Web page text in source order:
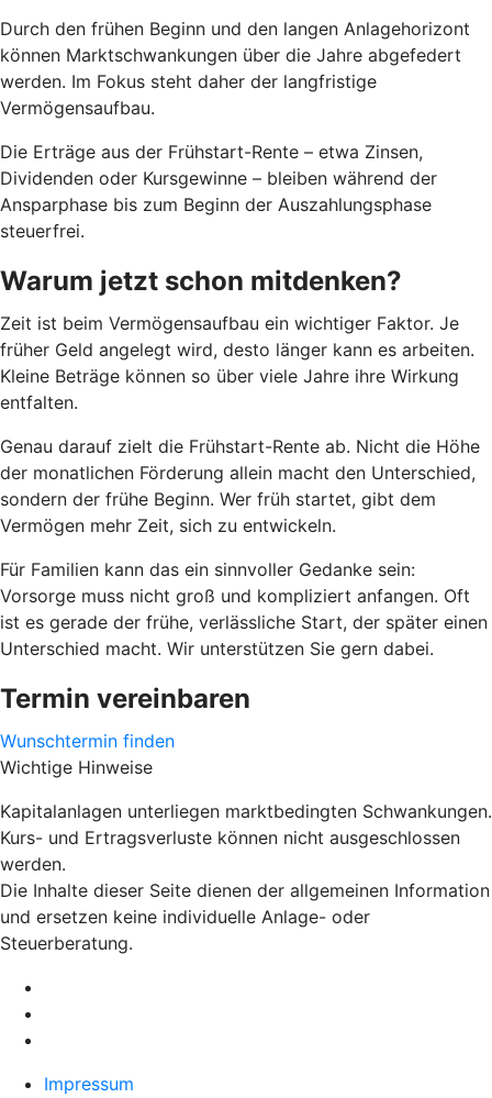
Durch den frühen Beginn und den langen Anlagehorizont
können Marktschwankungen über die Jahre abgefedert
werden. Im Fokus steht daher der langfristige
Vermögensaufbau.
Die Erträge aus der Frühstart-Rente – etwa Zinsen,
Dividenden oder Kursgewinne – bleiben während der
Ansparphase bis zum Beginn der Auszahlungsphase
steuerfrei.
Warum jetzt schon mitdenken?
Zeit ist beim Vermögensaufbau ein wichtiger Faktor. Je
früher Geld angelegt wird, desto länger kann es arbeiten.
Kleine Beträge können so über viele Jahre ihre Wirkung
entfalten.
Genau darauf zielt die Frühstart-Rente ab. Nicht die Höhe
der monatlichen Förderung allein macht den Unterschied,
sondern der frühe Beginn. Wer früh startet, gibt dem
Vermögen mehr Zeit, sich zu entwickeln.
Für Familien kann das ein sinnvoller Gedanke sein:
Vorsorge muss nicht groß und kompliziert anfangen. Oft
ist es gerade der frühe, verlässliche Start, der später einen
Unterschied macht. Wir unterstützen Sie gern dabei.
Termin vereinbaren
Wunschtermin finden
Wichtige Hinweise
Kapitalanlagen unterliegen marktbedingten Schwankungen.
Kurs- und Ertragsverluste können nicht ausgeschlossen
werden.
Die Inhalte dieser Seite dienen der allgemeinen Information
und ersetzen keine individuelle Anlage- oder
Steuerberatung.
Impressum